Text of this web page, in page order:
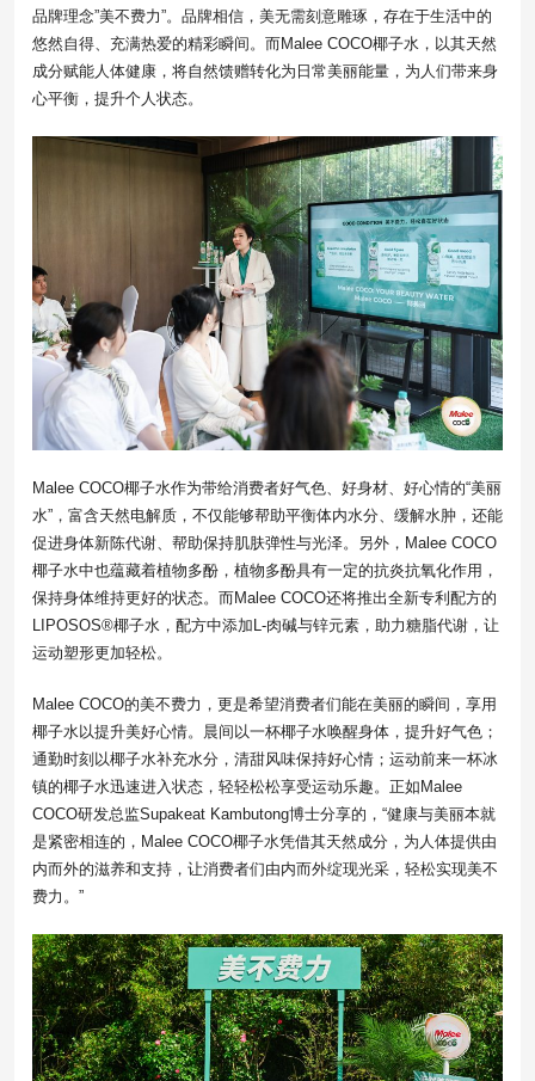
品牌理念”美不费力”。品牌相信，美无需刻意雕琢，存在于生活中的
悠然自得、充满热爱的精彩瞬间。而Malee COCO椰子水，以其天然
成分赋能人体健康，将自然馈赠转化为日常美丽能量，为人们带来身
心平衡，提升个人状态。
Malee COCO椰子水作为带给消费者好气色、好身材、好心情的“美丽
水”，富含天然电解质，不仅能够帮助平衡体内水分、缓解水肿，还能
促进身体新陈代谢、帮助保持肌肤弹性与光泽。另外，Malee COCO
椰子水中也蕴藏着植物多酚，植物多酚具有一定的抗炎抗氧化作用，
保持身体维持更好的状态。而Malee COCO还将推出全新专利配方的
LIPOSOS®椰子水，配方中添加L-肉碱与锌元素，助力糖脂代谢，让
运动塑形更加轻松。
Malee COCO的美不费力，更是希望消费者们能在美丽的瞬间，享用
椰子水以提升美好心情。晨间以一杯椰子水唤醒身体，提升好气色；
通勤时刻以椰子水补充水分，清甜风味保持好心情；运动前来一杯冰
镇的椰子水迅速进入状态，轻轻松松享受运动乐趣。正如Malee
COCO研发总监Supakeat Kambutong博士分享的，“健康与美丽本就
是紧密相连的，Malee COCO椰子水凭借其天然成分，为人体提供由
内而外的滋养和支持，让消费者们由内而外绽现光采，轻松实现美不
费力。”